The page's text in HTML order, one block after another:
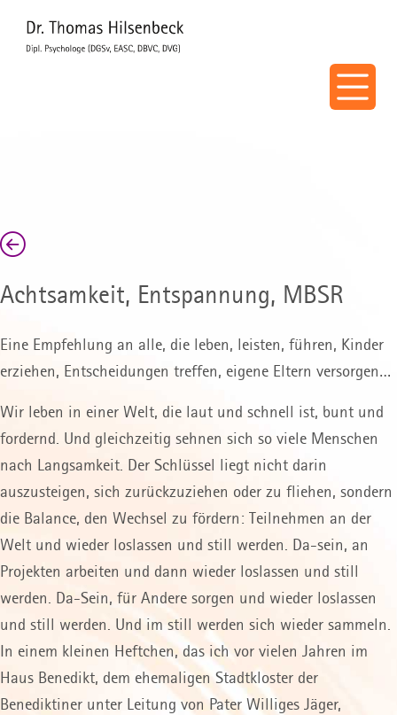
Achtsamkeit, Entspannung, MBSR
Eine Empfehlung an alle, die leben, leisten, führen, Kinder
erziehen, Entscheidungen treffen, eigene Eltern versorgen…
Wir leben in einer Welt, die laut und schnell ist, bunt und
fordernd. Und gleichzeitig sehnen sich so viele Menschen
nach Langsamkeit. Der Schlüssel liegt nicht darin
auszusteigen, sich zurückzuziehen oder zu fliehen, sondern
die Balance, den Wechsel zu fördern: Teilnehmen an der
Welt und wieder loslassen und still werden. Da-sein, an
Projekten arbeiten und dann wieder loslassen und still
werden. Da-Sein, für Andere sorgen und wieder loslassen
und still werden. Und im still werden sich wieder sammeln.
In einem kleinen Heftchen, das ich vor vielen Jahren im
Haus Benedikt, dem ehemaligen Stadtkloster der
Benediktiner unter Leitung von Pater Williges Jäger,